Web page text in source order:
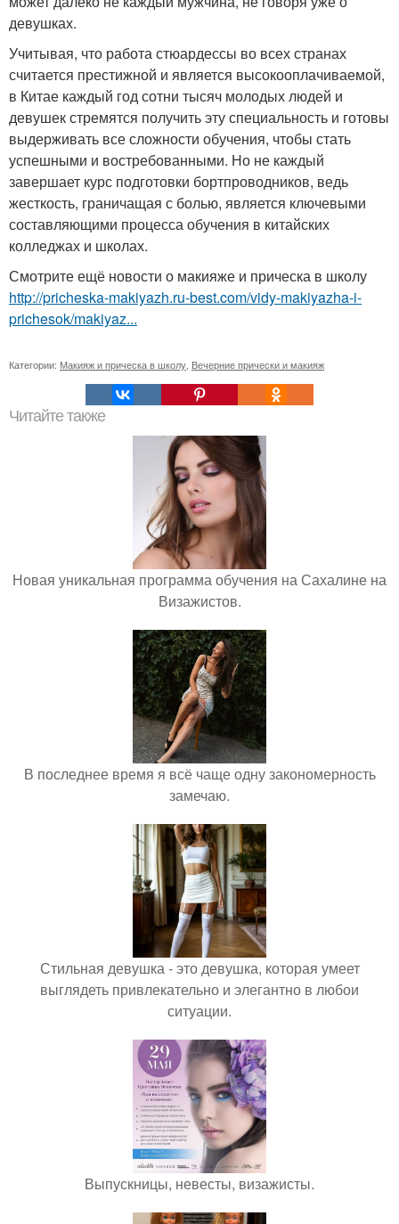
девушках.
Учитывая, что работа стюардессы во всех странах
считается престижной и является высокооплачиваемой,
в Китае каждый год сотни тысяч молодых людей и
девушек стремятся получить эту специальность и готовы
выдерживать все сложности обучения, чтобы стать
успешными и востребованными. Но не каждый
завершает курс подготовки бортпроводников, ведь
жесткость, граничащая с болью, является ключевыми
составляющими процесса обучения в китайских
колледжах и школах.
Смотрите ещё новости о макияже и прическа в школу
http://pricheska-makiyazh.ru-best.com/vidy-makiyazha-i-
prichesok/makiyaz...
Категории: Макияж и прическа в школу Вечерние прически и макияж
Читайте также
Новая уникальная программа обучения на Сахалине на
Визажистов.
В последнее время я всё чаще одну закономерность
замечаю.
Стильная девушка - это девушка, которая умеет
выглядеть привлекательно и элегантно в любои
ситуации.
Выпускницы, невесты, визажисты.